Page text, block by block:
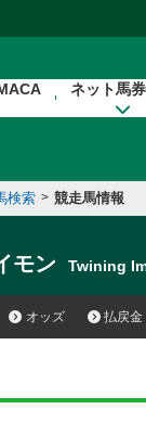
ネット馬
検索 > 競走馬情報
モン Twining
オッズ 払戻金